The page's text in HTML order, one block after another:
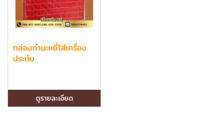
กล่องกำมะหยี่ใส่เครื่อง
ประดับ
ดูรายละเอียด